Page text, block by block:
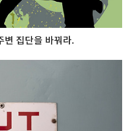
변 집단을 바꿔라.